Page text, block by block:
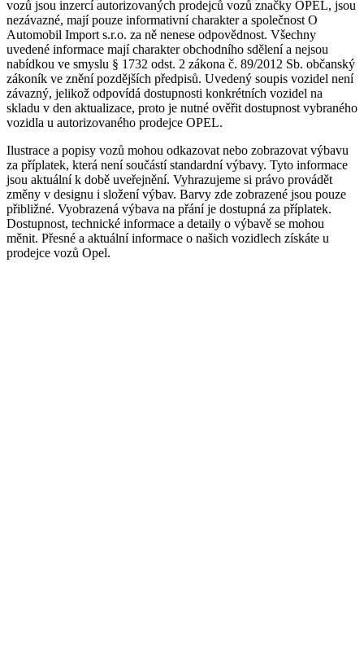
vozů jsou inzercí autorizovaných prodejců vozů značky OPEL, jsou
nezávazné, mají pouze informativní charakter a společnost O
Automobil Import s.r.o. za ně nenese odpovědnost. Všechny
uvedené informace mají charakter obchodního sdělení a nejsou
nabídkou ve smyslu § 1732 odst. 2 zákona č. 89/2012 Sb. občanský
zákoník ve znění pozdějších předpisů. Uvedený soupis vozidel není
závazný, jelikož odpovídá dostupnosti konkrétních vozidel na
skladu v den aktualizace, proto je nutné ověřit dostupnost vybraného
vozidla u autorizovaného prodejce OPEL.
Ilustrace a popisy vozů mohou odkazovat nebo zobrazovat výbavu
za příplatek, která není součástí standardní výbavy. Tyto informace
jsou aktuální k době uveřejnění. Vyhrazujeme si právo provádět
změny v designu i složení výbav. Barvy zde zobrazené jsou pouze
přibližné. Vyobrazená výbava na přání je dostupná za příplatek.
Dostupnost, technické informace a detaily o výbavě se mohou
měnit. Přesné a aktuální informace o našich vozidlech získáte u
prodejce vozů Opel.